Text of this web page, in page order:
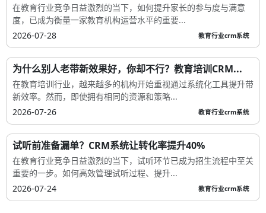
在教育行业竞争日益激烈的当下，如何提升家长的参与度与满意
度，已成为衡量一家教育机构运营水平的重要...
2026-07-28
教育行业crm系统
为什么别人老带新效果好，你却不行？教育培训CRM...
在教育培训行业，越来越多的机构开始重视通过系统化工具提升带
新效率。然而，即使拥有相同的资源和策略...
2026-07-26
教育行业crm系统
试听前准备漏单？CRM系统让转化率提升40%
在教育行业竞争日益激烈的当下，试听环节已成为招生流程中至关
重要的一步。如何高效管理试听过程、提升...
2026-07-24
教育行业crm系统